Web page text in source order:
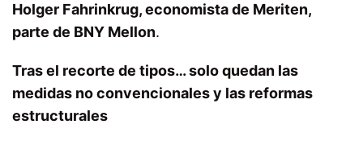
Holger Fahrinkrug, economista de Meriten,
parte de BNY Mellon.
Tras el recorte de tipos… solo quedan las
medidas no convencionales y las reformas
estructurales